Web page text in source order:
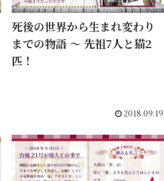
死後の世界から生まれ変わり
までの物語 〜 先祖7人と猫2
匹！
2018.09.19